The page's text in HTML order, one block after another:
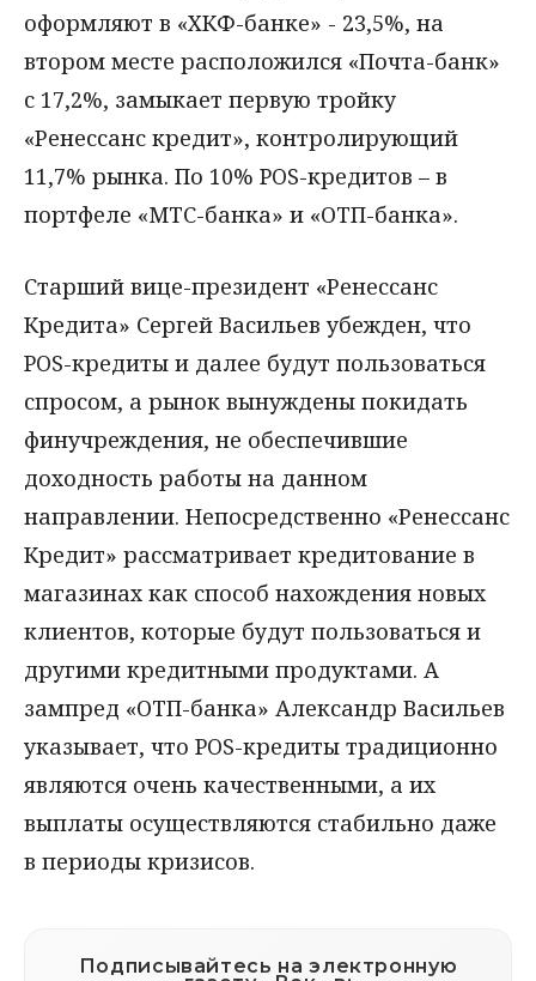
оформляют в «ХКФ-банке» - 23,5%, на
втором месте расположился «Почта-банк»
с 17,2%, замыкает первую тройку
«Ренессанс кредит», контролирующий
11,7% рынка. По 10% POS-кредитов – в
портфеле «МТС-банка» и «ОТП-банка».
Старший вице-президент «Ренессанс
Кредита» Сергей Васильев убежден, что
POS-кредиты и далее будут пользоваться
спросом, а рынок вынуждены покидать
финучреждения, не обеспечившие
доходность работы на данном
направлении. Непосредственно «Ренессанс
Кредит» рассматривает кредитование в
магазинах как способ нахождения новых
клиентов, которые будут пользоваться и
другими кредитными продуктами. А
зампред «ОТП-банка» Александр Васильев
указывает, что POS-кредиты традиционно
являются очень качественными, а их
выплаты осуществляются стабильно даже
в периоды кризисов.
Подписывайтесь на электронную